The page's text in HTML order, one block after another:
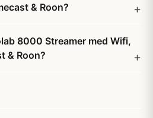
& Roon?
8000 Streamer med Wifi,
& Roon?